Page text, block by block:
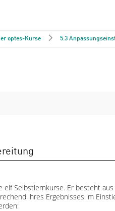
optes-Kurse 5.3
Selbstlernkurse. Er besteht
ihres Ergebnisses im